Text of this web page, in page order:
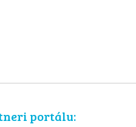
portálu: